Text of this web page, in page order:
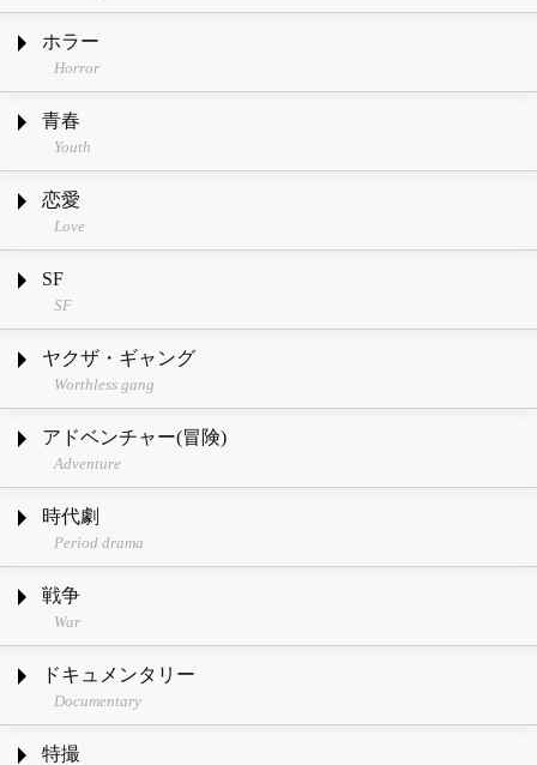
ホラー
Horror
青春
Youth
恋愛
Love
SF
SF
ヤクザ・ギャング
Worthless gang
アドベンチャー(冒険)
Adventure
時代劇
Period drama
戦争
War
ドキュメンタリー
Documentary
特撮